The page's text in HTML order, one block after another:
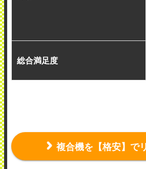
総合満足度
複合機を【格安】で